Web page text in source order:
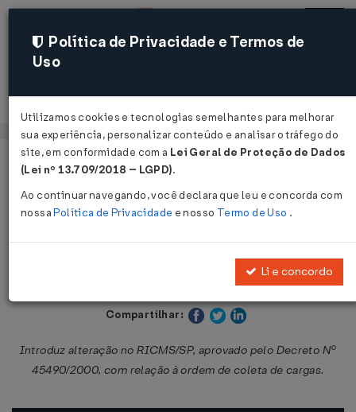
Acessar
Página Inicial Legislações
Decreto Nº 70218 DE 17/12/2025
Publicado no DOE - SP em 18 dez 2025
Compartilhar:
Introduz alteração no RICMS/SP, aprovado pelo Decreto Nº
45490/2000, com relação à ordem de coleta de cargas.
Política de Privacidade e Termos de
Uso
Utilizamos cookies e tecnologias semelhantes para melhorar
sua experiência, personalizar conteúdo e analisar o tráfego do
site, em conformidade com a Lei Geral de Proteção de Dados
(Lei nº 13.709/2018 – LGPD).
Ao continuar navegando, você declara que leu e concorda com
nossaPolítica de Privacidade e nosso Termo de Uso .
Li e concordo